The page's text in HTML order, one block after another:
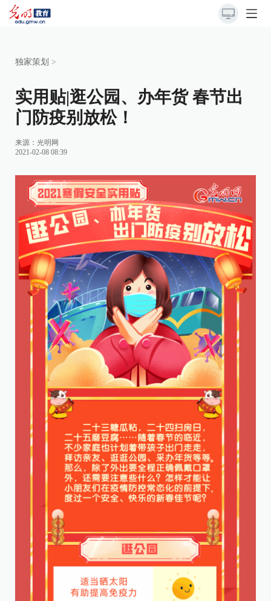
独家策划 >
实用贴|逛公园、办年货 春节出
门防疫别放松！
来源： 光明网
2021-02-08 08:39